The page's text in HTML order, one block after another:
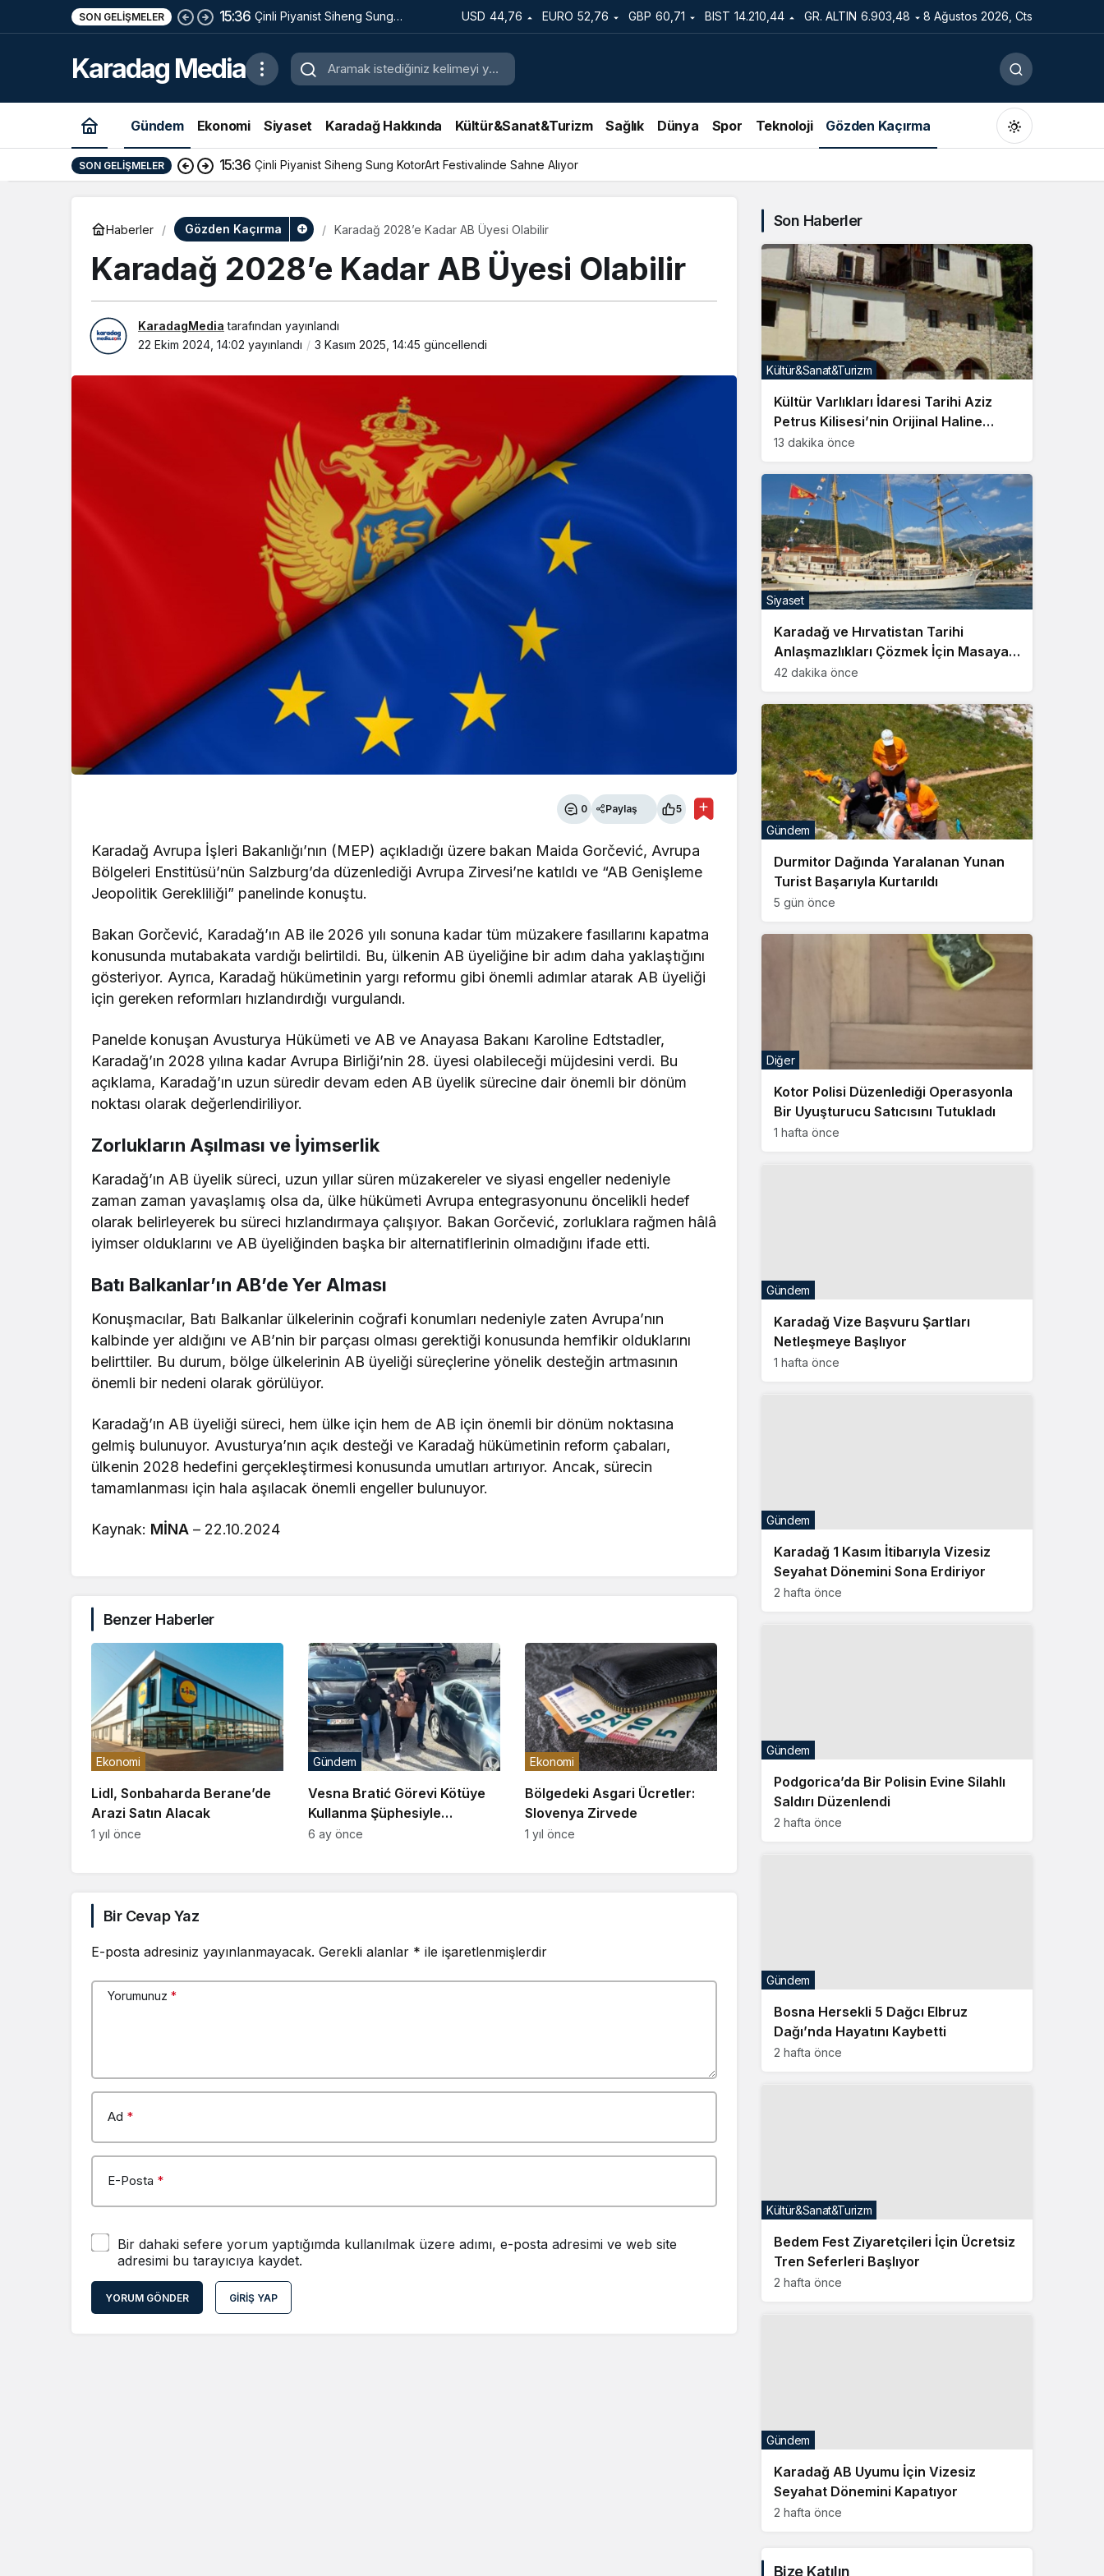
SON GELIŞMELER 15:36 Çinli Piyanist Siheng Sung
Alıyor
USD 44,76 EURO 52,76 GBP 60,71 BIST 14.210,44 GR. ALTIN 6.903,48 8 Ağustos 2026, Cts
Karadag Media
Gündem Ekonomi Siyaset Karadağ Hakkında Kültür&Sanat&Turizm Sağlık Dünya Spor Teknoloji Gözden Kaçırma
Gündüz Modu
Gündüz modunu seçin.
Gece Modu
Gece modunu seçin.
Sistem modunu seçin.
SON GELIŞMELER 15:36 Çinli Piyanist Siheng Sung KotorArt Festivalinde Sahne Alıyor
Haberler Gözden Kaçırma Karadağ 2028’e Kadar AB Üyesi Olabilir
Karadağ 2028’e Kadar AB Üyesi Olabilir
KaradagMedia tarafından yayınlandı
22 Ekim 2024, 14:02 yayınlandı 3 Kasım 2025, 14:45 güncellendi
0 Paylaş 5
Karadağ Avrupa İşleri Bakanlığı’nın (MEP) açıkladığı üzere bakan Maida Gorčević, Avrupa
Bölgeleri Enstitüsü’nün Salzburg’da düzenlediği Avrupa Zirvesi’ne katıldı ve “AB Genişleme
Jeopolitik Gerekliliği” panelinde konuştu.
Bakan Gorčević, Karadağ’ın AB ile 2026 yılı sonuna kadar tüm müzakere fasıllarını kapatma
konusunda mutabakata vardığı belirtildi. Bu, ülkenin AB üyeliğine bir adım daha yaklaştığını
gösteriyor. Ayrıca, Karadağ hükümetinin yargı reformu gibi önemli adımlar atarak AB üyeliği
için gereken reformları hızlandırdığı vurgulandı.
Panelde konuşan Avusturya Hükümeti ve AB ve Anayasa Bakanı Karoline Edtstadler,
Karadağ’ın 2028 yılına kadar Avrupa Birliği’nin 28. üyesi olabileceği müjdesini verdi. Bu
açıklama, Karadağ’ın uzun süredir devam eden AB üyelik sürecine dair önemli bir dönüm
noktası olarak değerlendiriliyor.
Zorlukların Aşılması ve İyimserlik
Karadağ’ın AB üyelik süreci, uzun yıllar süren müzakereler ve siyasi engeller nedeniyle
zaman zaman yavaşlamış olsa da, ülke hükümeti Avrupa entegrasyonunu öncelikli hedef
olarak belirleyerek bu süreci hızlandırmaya çalışıyor. Bakan Gorčević, zorluklara rağmen hâlâ
iyimser olduklarını ve AB üyeliğinden başka bir alternatiflerinin olmadığını ifade etti.
Batı Balkanlar’ın AB’de Yer Alması
Konuşmacılar, Batı Balkanlar ülkelerinin coğrafi konumları nedeniyle zaten Avrupa’nın
kalbinde yer aldığını ve AB’nin bir parçası olması gerektiği konusunda hemfikir olduklarını
belirttiler. Bu durum, bölge ülkelerinin AB üyeliği süreçlerine yönelik desteğin artmasının
önemli bir nedeni olarak görülüyor.
Karadağ’ın AB üyeliği süreci, hem ülke için hem de AB için önemli bir dönüm noktasına
gelmiş bulunuyor. Avusturya’nın açık desteği ve Karadağ hükümetinin reform çabaları,
ülkenin 2028 hedefini gerçekleştirmesi konusunda umutları artırıyor. Ancak, sürecin
tamamlanması için hala aşılacak önemli engeller bulunuyor.
Kaynak: MİNA – 22.10.2024
Benzer Haberler
Lidl, Sonbaharda Berane’de
Arazi Satın Alacak
Ekonomi
1 yıl önce
Vesna Bratić Görevi Kötüye
Kullanma Şüphesiyle
Gözaltına Alındı
Gündem
6 ay önce
Bölgedeki Asgari Ücretler:
Slovenya Zirvede
Ekonomi
1 yıl önce
Bir Cevap Yaz
E-posta adresiniz yayınlanmayacak. Gerekli alanlar * ile işaretlenmişlerdir
Yorumunuz *
Ad *
E-Posta *
Bir dahaki sefere yorum yaptığımda kullanılmak üzere adımı, e-posta adresimi ve web site
adresimi bu tarayıcıya kaydet.
YORUM GÖNDER GIRIŞ YAP
Son Haberler
Kültür Varlıkları İdaresi Tarihi Aziz
Petrus Kilisesi’nin Orijinal Haline
Getirilmesini Emretti
13 dakika önce
Kültür&Sanat&Turizm
Karadağ ve Hırvatistan Tarihi
Anlaşmazlıkları Çözmek İçin Masaya
Oturuyor
42 dakika önce
Siyaset
Durmitor Dağında Yaralanan Yunan
Turist Başarıyla Kurtarıldı
5 gün önce
Gündem
Kotor Polisi Düzenlediği Operasyonla
Bir Uyuşturucu Satıcısını Tutukladı
1 hafta önce
Diğer
Karadağ Vize Başvuru Şartları
Netleşmeye Başlıyor
1 hafta önce
Gündem
Bize Katılın
Facebook Twitter